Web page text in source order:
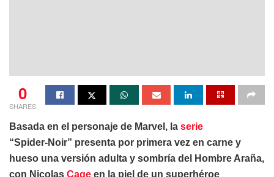
0
SHARES
Basada en el personaje de Marvel, la serie
“Spider‑Noir” presenta por primera vez en carne y
hueso una versión adulta y sombría del Hombre Araña,
con Nicolas Cage en la piel de un superhéroe